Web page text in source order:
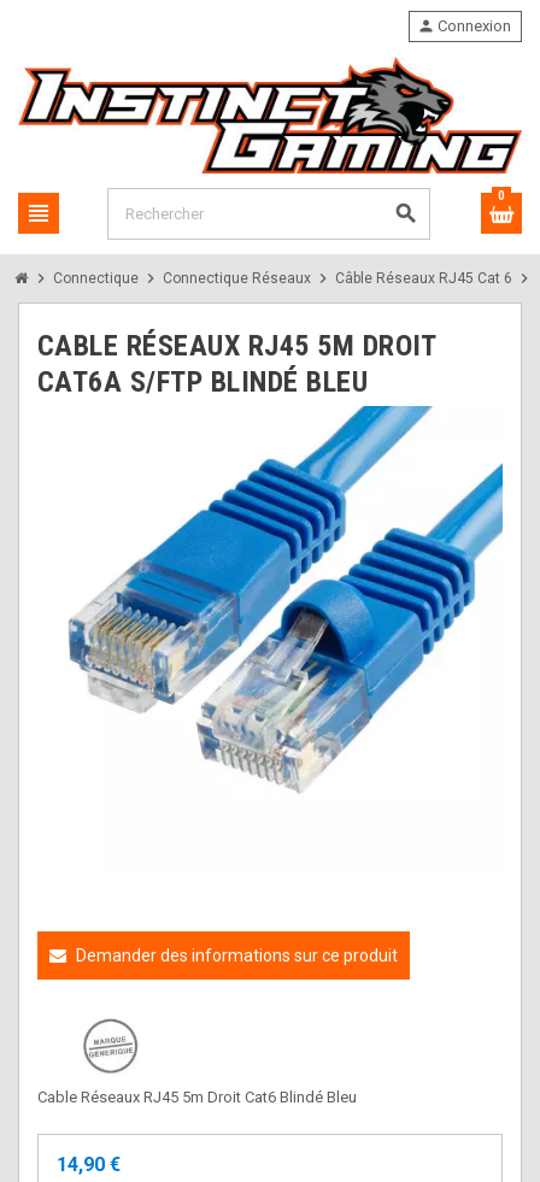
view_headline search
person Connexion
0
chevron_right Connectique chevron_right Connectique Réseaux chevron_right Câble Réseaux RJ45 Cat 6 chevron_right
CABLE RÉSEAUX RJ45 5M DROIT
CAT6A S/FTP BLINDÉ BLEU
Demander des informations sur ce produit
Cable Réseaux RJ45 5m Droit Cat6 Blindé Bleu
14,90 €